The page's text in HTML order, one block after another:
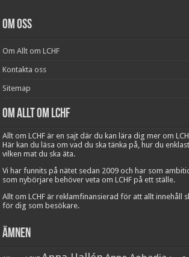
Om oss
Om Allt om LCHF
Kontakta oss
Sitemap
Om Allt om LCHF
Allt om LCHF är en sajt där du kan lära dig mer om
Här kan du läsa om vad du ska tänka på, hur du
vilken mat du ska äta.
Vi har funnits på nätet sedan 2009 och har som
som nybörjare behöver veta om LCHF på ett ställe.
Allt om LCHF är reklamfinansierad för att allt innehåll
för dig som besökare.
Ämnen